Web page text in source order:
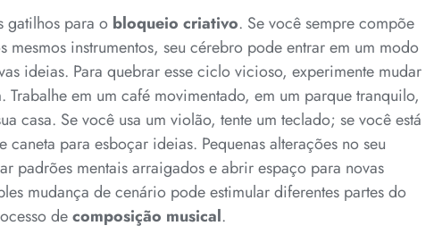
gatilhos para o bloqueio criativo. Se você sempre compõe
instrumentos, seu cérebro pode entrar em um modo
ideias. Para quebrar esse ciclo vicioso, experimente mudar
em um café movimentado, em um parque tranquilo,
casa. Se você usa um violão, tente um teclado; se você está
para esboçar ideias. Pequenas alterações no seu
padrões mentais arraigados e abrir espaço para novas
mudança de cenário pode estimular diferentes partes do
decomposição musical.